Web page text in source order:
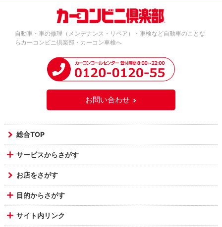
自動車・車の修理（メンテナンス・リペア）・車検など自動車のことな
らカーコンビニ倶楽部・カーコン車検へ
お問い合わせ
総合TOP
サービスからさがす
お店をさがす
目的からさがす
サイト内リンク